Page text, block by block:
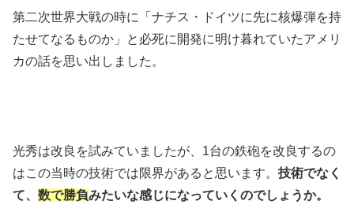
第二次世界大戦の時に「ナチス・ドイツに先に核爆弾を持
たせてなるものか」と必死に開発に明け暮れていたアメリ
カの話を思い出しました。
光秀は改良を試みていましたが、1台の鉄砲を改良するの
はこの当時の技術では限界があると思います。 技術でなく
て、 数で勝負みたいな感じになっていくのでしょうか。